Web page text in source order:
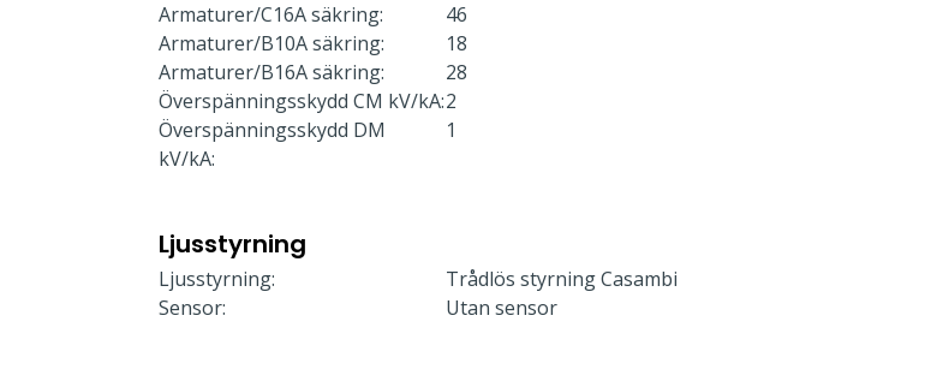
Armaturer/C16A säkring:
46
Armaturer/B10A säkring:
18
Armaturer/B16A säkring:
28
Överspänningsskydd CM kV/kA:2
Överspänningsskydd DM
kV/kA:
1
Ljusstyrning
Ljusstyrning:
Trådlös styrning Casambi
Sensor:
Utan sensor